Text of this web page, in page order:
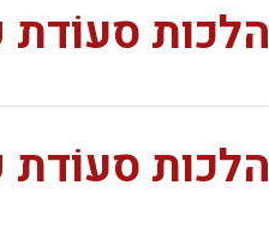
הלכות סעוֹדת
הלכות סעוֹדת